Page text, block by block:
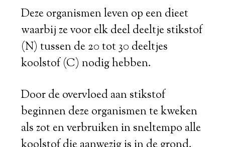
Deze organismen leven op een dieet
waarbij ze voor elk deel deeltje stikstof
(N) tussen de 20 tot 30 deeltjes
koolstof (C) nodig hebben.
Door de overvloed aan stikstof
beginnen deze organismen te kweken
als zot en verbruiken in sneltempo alle